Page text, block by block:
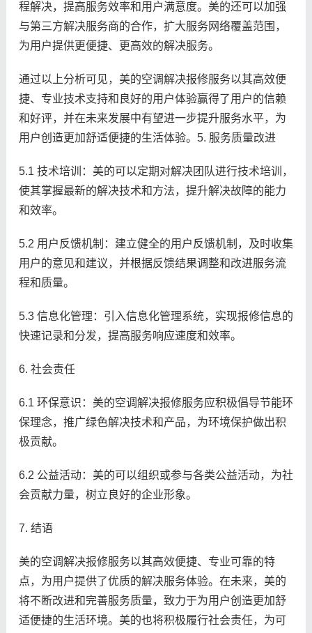
程解决，提高服务效率和用户满意度。美的还可以加强
与第三方解决服务商的合作，扩大服务网络覆盖范围，
为用户提供更便捷、更高效的解决服务。
通过以上分析可见，美的空调解决报修服务以其高效便
捷、专业技术支持和良好的用户体验赢得了用户的信赖
和好评，并在未来发展中有望进一步提升服务水平，为
用户创造更加舒适便捷的生活体验。5. 服务质量改进
5.1 技术培训：美的可以定期对解决团队进行技术培训，
使其掌握最新的解决技术和方法，提升解决故障的能力
和效率。
5.2 用户反馈机制：建立健全的用户反馈机制，及时收集
用户的意见和建议，并根据反馈结果调整和改进服务流
程和质量。
5.3 信息化管理：引入信息化管理系统，实现报修信息的
快速记录和分发，提高服务响应速度和效率。
6. 社会责任
6.1 环保意识：美的空调解决报修服务应积极倡导节能环
保理念，推广绿色解决技术和产品，为环境保护做出积
极贡献。
6.2 公益活动：美的可以组织或参与各类公益活动，为社
会贡献力量，树立良好的企业形象。
7. 结语
美的空调解决报修服务以其高效便捷、专业可靠的特
点，为用户提供了优质的解决服务体验。在未来，美的
将不断改进和完善服务质量，致力于为用户创造更加舒
适便捷的生活环境。美的也将积极履行社会责任，为可